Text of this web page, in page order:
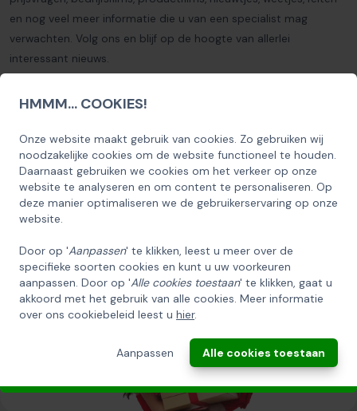
HMMM... COOKIES!
Onze website maakt gebruik van cookies. Zo gebruiken wij
noodzakelijke cookies om de website functioneel te houden.
Daarnaast gebruiken we cookies om het verkeer op onze
website te analyseren en om content te personaliseren. Op
deze manier optimaliseren we de gebruikerservaring op onze
website.
Door op 'Aanpassen' te klikken, leest u meer over de
specifieke soorten cookies en kunt u uw voorkeuren
aanpassen. Door op 'Alle cookies toestaan' te klikken, gaat u
akkoord met het gebruik van alle cookies. Meer informatie
over ons cookiebeleid leest u hier.
Aanpassen Alle cookies toestaan
en nog veel meer informatie die u van een specialist mag
verwachten. Volg ons en blijf op de hoogte van allerlei
interessant nieuws.
SCHRIJF U IN OP ONZE NIEUWSBRIEF
EN ONTVANG 5% KORTING OP DE
HUISCOLLECTIE KERSTPAKKETTEN
Email
INSCHRIJVEN!
ANNULEREN